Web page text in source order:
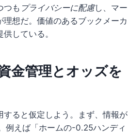
つも プライバシーに配慮し、マー
想だ。価値のあるブックメーカ
している。
金管理とオッズを
すると仮定しよう。まず、情報が
例えば「ホームの-0.25ハンディ